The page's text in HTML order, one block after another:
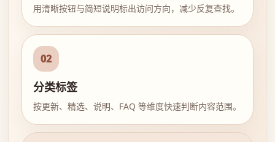
用清晰按钮与简短说明标出访问方向，减少反复查找。
02
分类标签
按更新、精选、说明、FAQ 等维度快速判断内容范围。